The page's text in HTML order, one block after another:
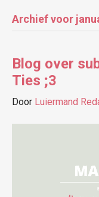
Archief voor
Blog over
Ties ;3
Door Luiermand